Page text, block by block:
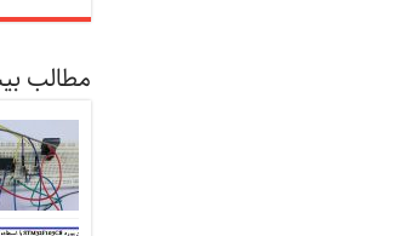
مطالب